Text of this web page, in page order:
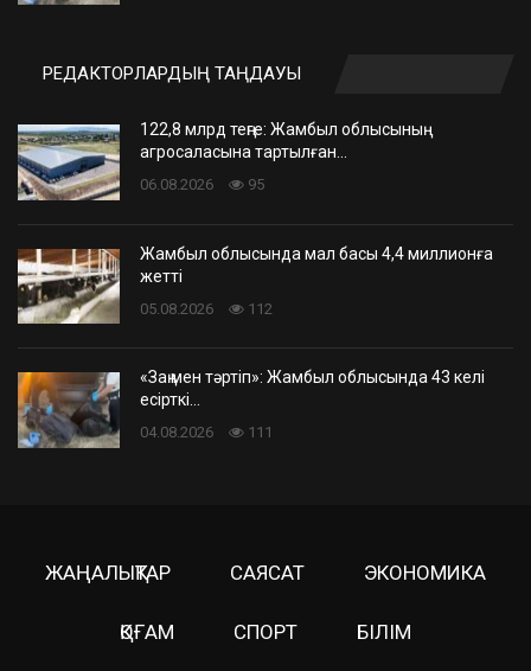
РЕДАКТОРЛАРДЫҢ ТАҢДАУЫ
122,8 млрд теңге: Жамбыл облысының
агросаласына тартылған…
06.08.2026 95
Жамбыл облысында мал басы 4,4 миллионға
жетті
05.08.2026 112
«Заң мен тәртіп»: Жамбыл облысында 43 келі
есірткі…
04.08.2026 111
ЖАҢАЛЫҚТАР САЯСАТ ЭКОНОМИКА
ҚОҒАМ СПОРТ БІЛІМ